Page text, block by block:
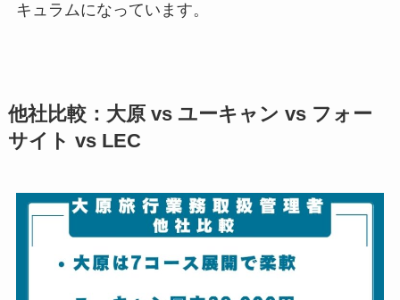
キュラムになっています。
他社比較：大原 vs ユーキャン vs フォー
サイト vs LEC